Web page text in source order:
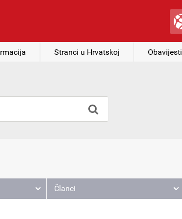
Stranci u Hrvatskoj Obavijesti
Članci